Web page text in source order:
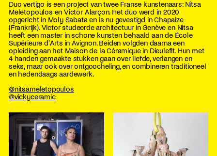
Duo vertigo is een project van twee Franse kunstenaars: Nitsa
Meletopoulos en Victor Alarçon. Het duo werd in 2020
opgericht in Moly Sabata en is nu gevestigd in Chapaize
(Frankrijk). Victor studeerde architectuur in Genève en Nitsa
heeft een master in schone kunsten behaald aan de École
Supérieure d'Arts in Avignon. Beiden volgden daarna een
opleiding aan het Maison de la Céramique in Dieulefit. Hun met
4 handen gemaakte stukken gaan over liefde, verlangen en
seks, maar ook over ontgoocheling, en combineren traditioneel
en hedendaags aardewerk.
@nitsameletopoulos
@vickyceramic